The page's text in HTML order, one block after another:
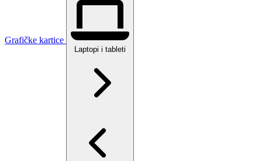
Grafičke kartice
Laptopi i tableti